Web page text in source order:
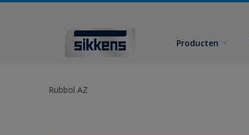
Producten
Rubbol AZ